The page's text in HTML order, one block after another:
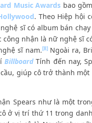
Music Awards bao
. Theo Hiệp hội
sĩ có album bán
nhận là nữ nghệ sĩ
sĩ nam.[8]Ngoài ra,
BillboardTính đến nay,
giúp cô trở thành một
Spears như là một
ở vị trí thứ 11 trong